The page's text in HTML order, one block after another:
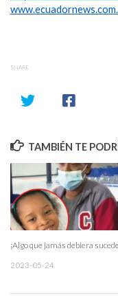
SHARE
TAMBIÉN TE
¡Algo que jamás debiera
2023-05-24